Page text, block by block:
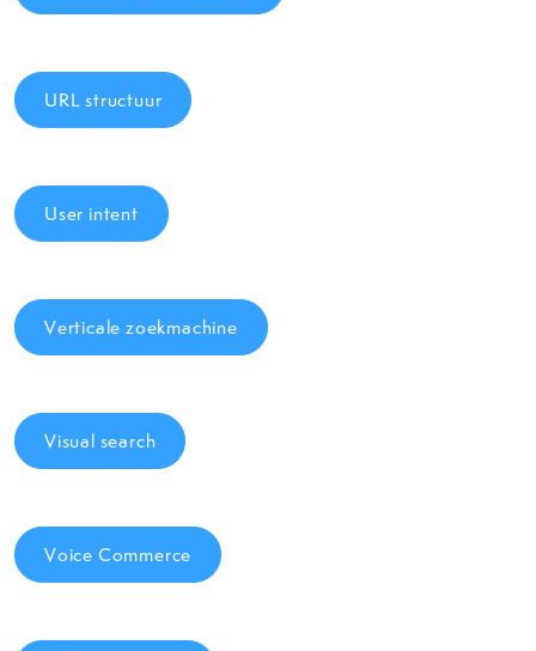
URL structuur
User intent
Verticale zoekmachine
Visual search
Voice Commerce